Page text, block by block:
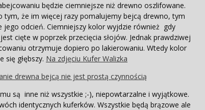
będzie ciemniejsze niż drewno oszlifowane.
tym, że im więcej razy pomalujemy bejcą drewno, tym
jego odcień. Ciemniejszy kolor wyjdzie również gdy
cięte w poprzek przecięcia słojów. Jednak prawdziwej
otrzymuje dopiero po lakierowaniu. Wtedy kolor
się głębszy. Na zdjęciu Kufer Walizka
są inne niż wszystkie ;-), niepowtarzalne i wyjątkowe.
identycznych kuferków. Wszystkie będą brązowe ale